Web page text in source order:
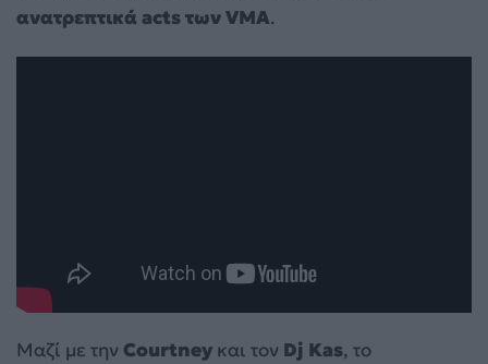
ανατρεπτικά acts των VMA.
Μαζί με την Courtney και τον Dj Kas, το